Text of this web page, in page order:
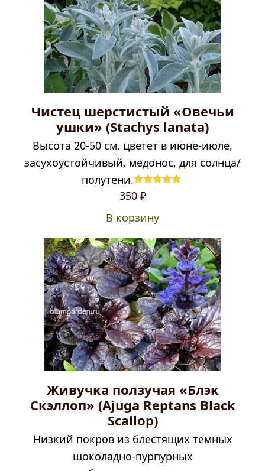
Чистец шерстистый «Овечьи
ушки» (Stachys lanata)
Высота 20-50 см, цветет в июне-июле,
засухоустойчивый, медонос, для солнца/
полутени.
Оценка
350 ₽
В корзину
Живучка ползучая «Блэк
Скэллоп» (Ajuga Reptans Black
Scallop)
Низкий покров из блестящих темных
шоколадно-пурпурных